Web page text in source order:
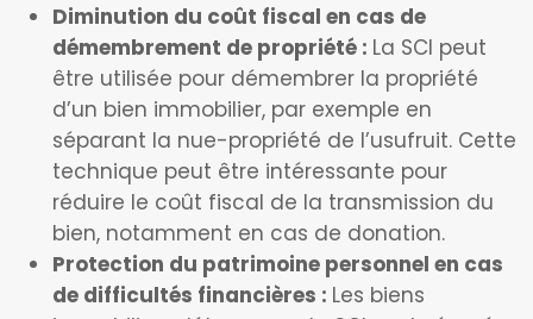
Diminution du coût fiscal en cas de
démembrement de propriété : La SCI peut
être utilisée pour démembrer la propriété
d’un bien immobilier, par exemple en
séparant la nue-propriété de l’usufruit. Cette
technique peut être intéressante pour
réduire le coût fiscal de la transmission du
bien, notamment en cas de donation.
Protection du patrimoine personnel en cas
de difficultés financières : Les biens